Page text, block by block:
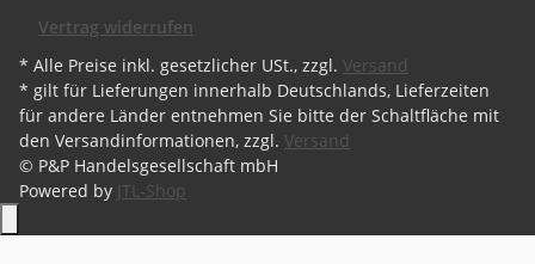
Vertrag widerrufen
* Alle Preise inkl. gesetzlicher USt., zzgl. Versand
* gilt für Lieferungen innerhalb Deutschlands, Lieferzeiten
für andere Länder entnehmen Sie bitte der Schaltfläche mit
den Versandinformationen, zzgl. Versand
© P&P Handelsgesellschaft mbH
Powered by JTL-Shop